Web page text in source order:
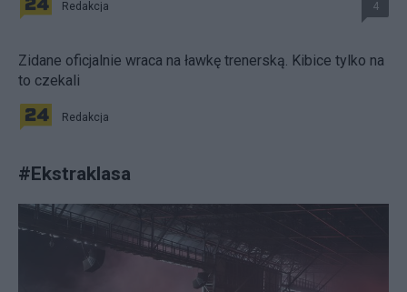
Redakcja 4
Zidane oficjalnie wraca na ławkę trenerską. Kibice tylko na
to czekali
Redakcja
#Ekstraklasa